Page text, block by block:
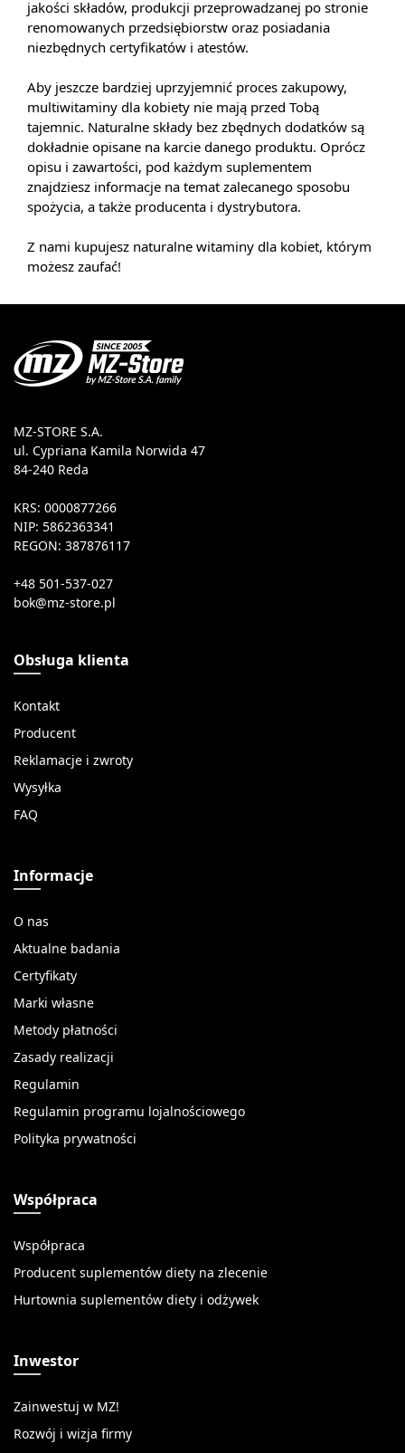
jakości składów, produkcji przeprowadzanej po stronie
renomowanych przedsiębiorstw oraz posiadania
niezbędnych certyfikatów i atestów.
Aby jeszcze bardziej uprzyjemnić proces zakupowy,
multiwitaminy dla kobiety nie mają przed Tobą
tajemnic. Naturalne składy bez zbędnych dodatków są
dokładnie opisane na karcie danego produktu. Oprócz
opisu i zawartości, pod każdym suplementem
znajdziesz informacje na temat zalecanego sposobu
spożycia, a także producenta i dystrybutora.
Z nami kupujesz naturalne witaminy dla kobiet, którym
możesz zaufać!
MZ-STORE S.A.
ul. Cypriana Kamila Norwida 47
84-240 Reda
KRS: 0000877266
NIP: 5862363341
REGON: 387876117
+48 501-537-027
Obsługa klienta
Kontakt
Producent
Reklamacje i zwroty
Wysyłka
FAQ
Informacje
O nas
Aktualne badania
Certyfikaty
Marki własne
Metody płatności
Zasady realizacji
Regulamin
Regulamin programu lojalnościowego
Polityka prywatności
Współpraca
Współpraca
Producent suplementów diety na zlecenie
Hurtownia suplementów diety i odżywek
Inwestor
Zainwestuj w MZ!
Rozwój i wizja firmy